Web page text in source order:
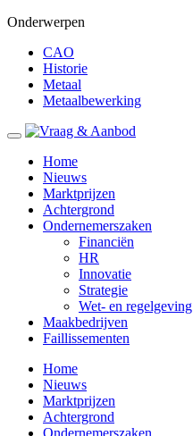
Onderwerpen
CAO
Historie
Metaal
Metaalbewerking
Home
Nieuws
Marktprijzen
Achtergrond
Ondernemerszaken
Financiën
HR
Innovatie
Strategie
Wet- en regelgeving
Maakbedrijven
Faillissementen
Home
Nieuws
Marktprijzen
Achtergrond
Ondernemerszaken